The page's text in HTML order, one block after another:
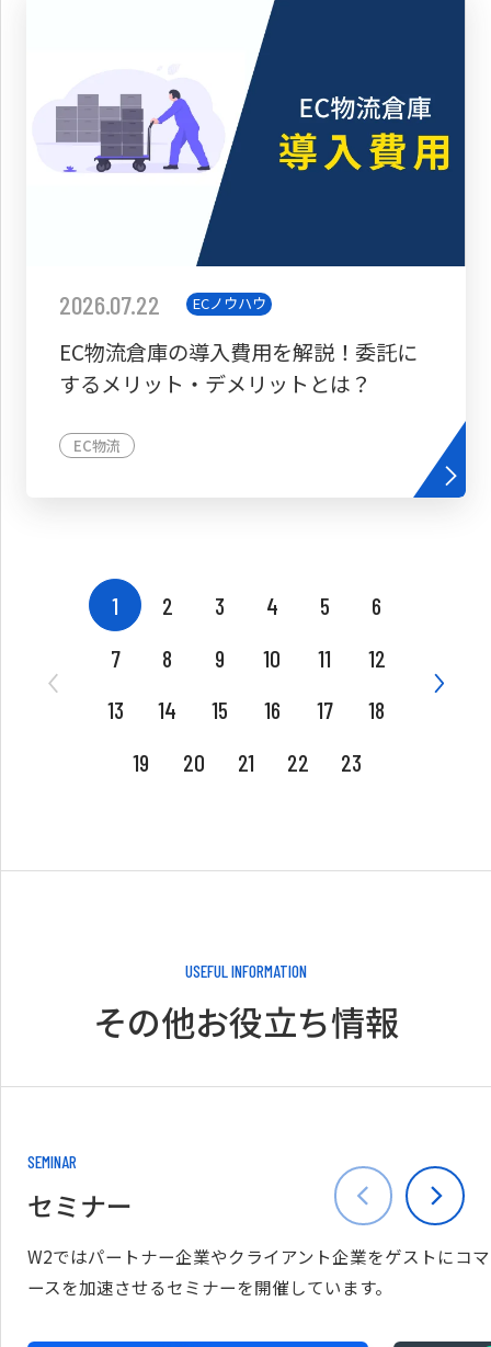
2026.07.22 ECノウハウ
EC物流倉庫の導入費用を解説！委託に
するメリット・デメリットとは？
EC物流
1 2 3 4 5
6
7
8 9 10 11
12
13
14 15 16 17
18
19
20 21 22 23
USEFUL INFORMATION
その他お役立ち情報
SEMINAR
セミナー
W2ではパートナー企業やクライアント企業をゲストにコマ
ースを加速させるセミナーを開催しています。